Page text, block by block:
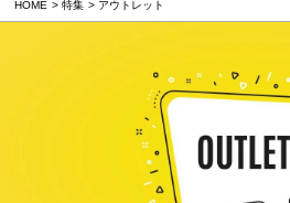
HOME 特集 アウトレット